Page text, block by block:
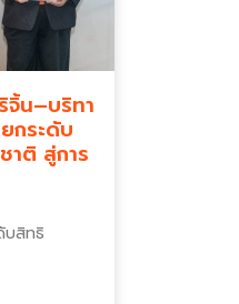
น–บริทา
กระดับ
าติ สู่การ
บสิทธิ